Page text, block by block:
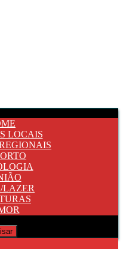
LOCAIS
LAZER